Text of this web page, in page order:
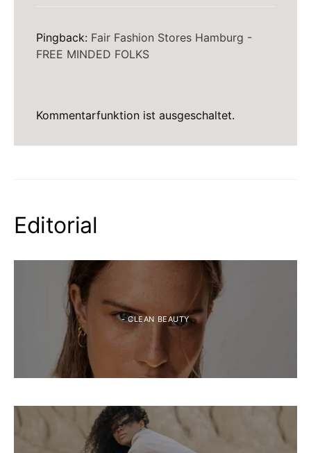
Pingback: Fair Fashion Stores Hamburg -
FREE MINDED FOLKS
Kommentarfunktion ist ausgeschaltet.
Editorial
- CLEAN BEAUTY